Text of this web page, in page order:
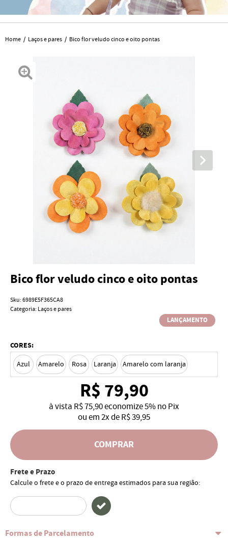
Home Laços e pares Bico flor veludo cinco e oito pontas
Bico flor veludo cinco e oito pontas
Sku:6989E5F365CA8
Categoria: Laços e pares
LANÇAMENTO
CORES:
Azul Amarelo Rosa Laranja Amarelo com laranja
R$ 79,90
à vista R$ 75,90economize5%no Pix
ou em2xdeR$ 39,95
COMPRAR
Frete e Prazo
Calcule o frete e o prazo de entrega estimados para sua região:
Formas de Parcelamento